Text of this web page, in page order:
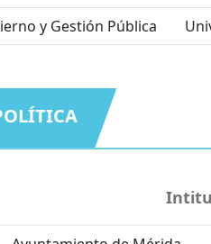
y Gestión Pública